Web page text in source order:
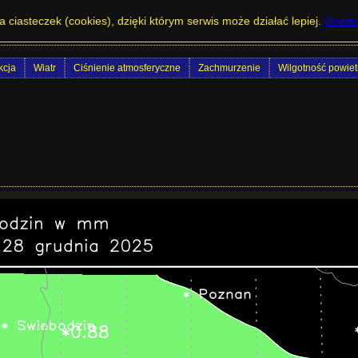
- Dobowe sumy opadów oraz w czasie
Wiatr Ciśnienie atmosferyczne Zachmurzenie Wilgotność
ciasteczek (cookies), dzięki którym serwis może działać lepiej.